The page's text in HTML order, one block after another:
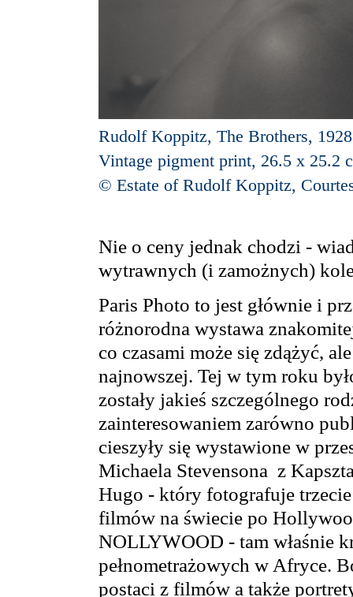
Rudolf Koppitz, The Brothers, 1928
Vintage pigment print, 26.5 x 25.2
© Estate of Rudolf Koppitz,
Nie o ceny jednak chodzi -
wytrawnych (i zamożnych)
Paris Photo to jest głównie i
różnorodna wystawa
co czasami może się zdążyć,
najnowszej. Tej w tym roku
zostały jakieś szczególnego
zainteresowaniem zarówno
cieszyły się wystawione w
Michaela Stevensona z
Hugo - który fotografuje
filmów na świecie po
NOLLYWOOD - tam właśnie
pełnometrażowych w Afryce.
postaci z filmów a także